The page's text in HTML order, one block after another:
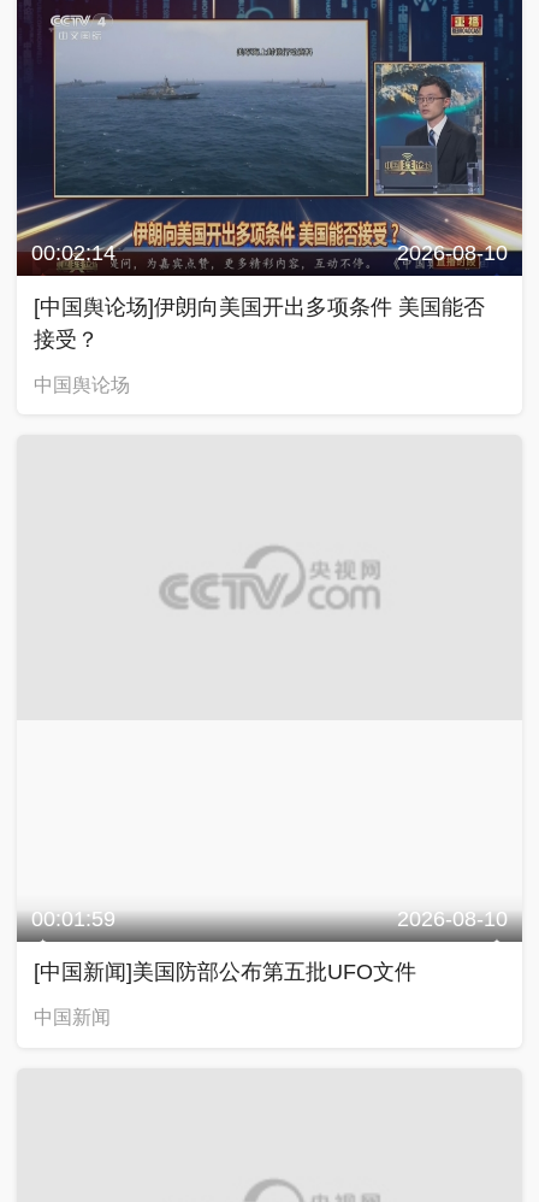
00:02:14 2026-08-10
[中国舆论场]伊朗向美国开出多项条件 美国能否
接受？
中国舆论场
00:01:59 2026-08-10
[中国新闻]美国防部公布第五批UFO文件
中国新闻